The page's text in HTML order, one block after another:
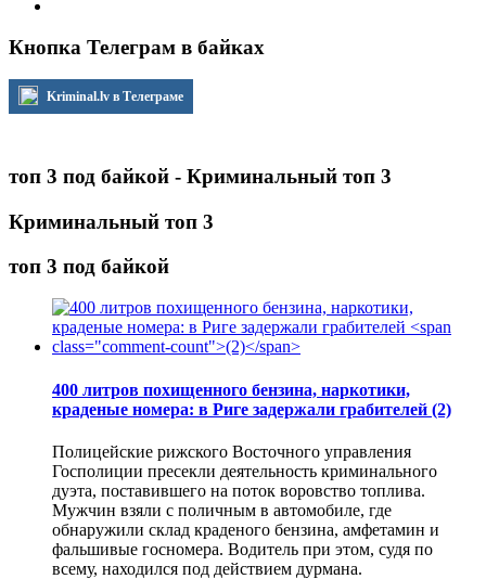
Кнопка Телеграм в байках
Kriminal.lv в Телеграме
топ 3 под байкой - Криминальный топ 3
Криминальный топ 3
топ 3 под байкой
400 литров похищенного бензина, наркотики,
краденые номера: в Риге задержали грабителей (2)
Полицейские рижского Восточного управления
Госполиции пресекли деятельность криминального
дуэта, поставившего на поток воровство топлива.
Мужчин взяли с поличным в автомобиле, где
обнаружили склад краденого бензина, амфетамин и
фальшивые госномера. Водитель при этом, судя по
всему, находился под действием дурмана.